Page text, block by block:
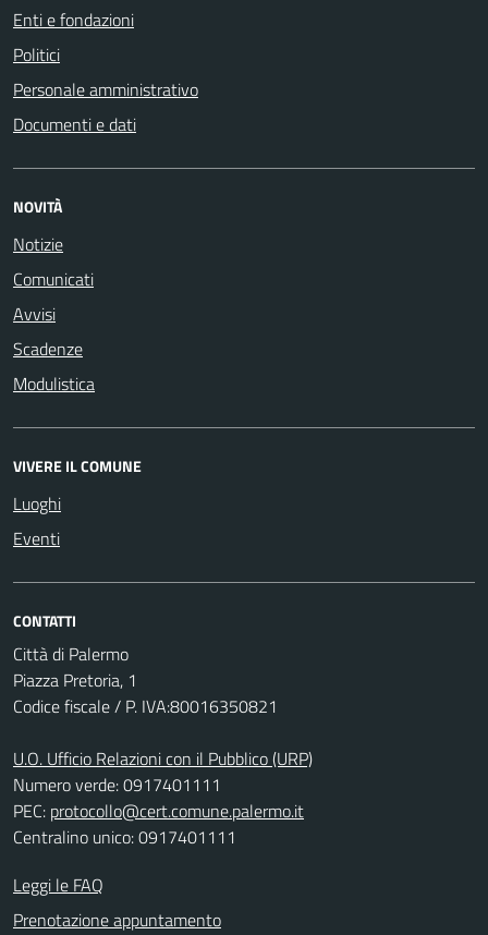
Enti e fondazioni
Politici
Personale amministrativo
Documenti e dati
NOVITÀ
Notizie
Comunicati
Avvisi
Scadenze
Modulistica
VIVERE IL COMUNE
Luoghi
Eventi
CONTATTI
Città di Palermo
Piazza Pretoria, 1
Codice fiscale / P. IVA:80016350821
U.O. Ufficio Relazioni con il Pubblico (URP)
Numero verde: 0917401111
PEC: protocollo@cert.comune.palermo.it
Centralino unico: 0917401111
Leggi le FAQ
Prenotazione appuntamento